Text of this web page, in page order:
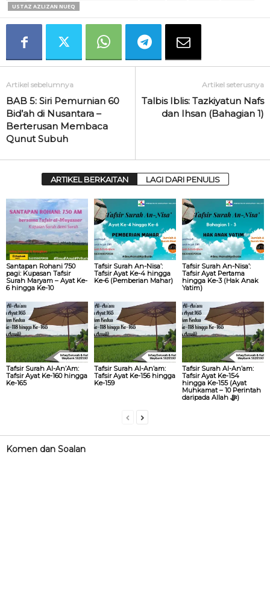
USTAZ AZLIZAN NUEQ
Artikel sebelumnya
BAB 5: Siri Pemurnian 60
Bid’ah di Nusantara –
Berterusan Membaca
Qunut Subuh
Artikel seterusnya
Talbis Iblis: Tazkiyatun Nafs
dan Ihsan (Bahagian 1)
ARTIKEL BERKAITAN LAGI DARI PENULIS
Santapan Rohani 750
pagi: Kupasan Tafsir
Surah Maryam – Ayat Ke-
6 hingga Ke-10
Tafsir Surah An-Nisa’:
Tafsir Ayat Ke-4 hingga
Ke-6 (Pemberian Mahar)
Tafsir Surah An-Nisa’:
Tafsir Ayat Pertama
hingga Ke-3 (Hak Anak
Yatim)
Tafsir Surah Al-An’Am:
Tafsir Ayat Ke-160 hingga
Ke-165
Tafsir Surah Al-An’am:
Tafsir Ayat Ke-156 hingga
Ke-159
Tafsir Surah Al-An’am:
Tafsir Ayat Ke-154
hingga Ke-155 (Ayat
Muhkamat – 10 Perintah
daripada Allah ‎ﷻ)
Komen dan Soalan